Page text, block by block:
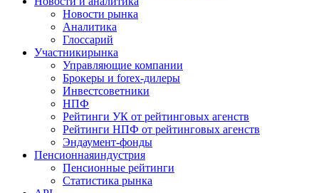
Новости рынка
Аналитика
Глоссарий
Участникирынка
Управляющие компании
Брокеры и forex-дилеры
Инвестсоветники
НПФ
Рейтинги УК от рейтинговых агенств
Рейтинги НПФ от рейтинговых агенств
Эндаумент-фонды
Пенсионнаяиндустрия
Пенсионные рейтинги
Статистика рынка